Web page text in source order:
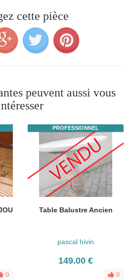
cette pièce
peuvent aussi vous
0
PROFESSIONNEL
Table Balustre Ancien
pascal hivin
149.00 €
0